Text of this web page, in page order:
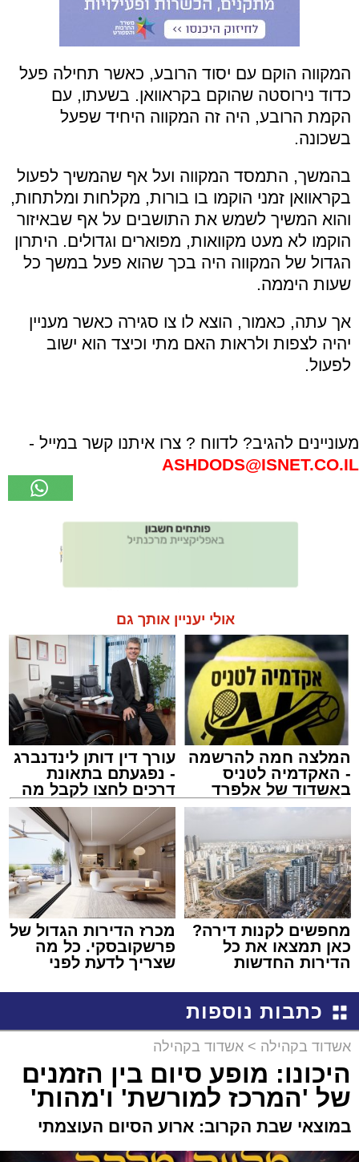
המקווה הוקם עם יסוד הרובע, כאשר תחילה פעל
כדוד נירוסטה שהוקם בקראוואן. בשעתו, עם
הקמת הרובע, היה זה המקווה היחיד שפעל
בשכונה.
בהמשך, התמסד המקווה ועל אף שהמשיך לפעול
בקראוואן זמני הוקמו בו בורות, מקלחות ומלתחות,
והוא המשיך לשמש את התושבים על אף שבאיזור
הוקמו לא מעט מקוואות, מפוארים וגדולים. היתרון
הגדול של המקווה היה בכך שהוא פעל במשך כל
שעות היממה.
אך עתה, כאמור, הוצא לו צו סגירה כאשר מעניין
יהיה לצפות ולראות האם מתי וכיצד הוא ישוב
לפעול.
מעוניינים להגיב? לדווח ? צרו איתנו קשר במייל -
ASHDODS@ISNET.CO.IL
אולי יעניין אותך גם
המלצה חמה להרשמה
- האקדמיה לטניס
באשדוד של אלפרד
קריאולנסקי - לילדים
עורך דין דותן לינדנברג
- נפגעתם בתאונת
דרכים לחצו לקבל מה
שמגיע לכם
מחפשים לקנות דירה?
כאן תמצאו את כל
הדירות החדשות
מכרז הדירות הגדול של
פרשקובסקי. כל מה
שצריך לדעת לפני
באשדוד
כתבות נוספות
אשדוד בקהילה > אשדוד בקהילה
היכונו: מופע סיום בין הזמנים
של 'המרכז למורשת' ו'מהות'
במוצאי שבת הקרוב: ארוע הסיום העוצמתי